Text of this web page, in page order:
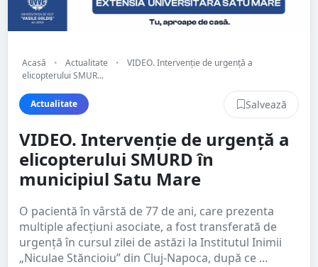
Acasă • Actualitate •
VIDEO. Intervenție de urgență a
elicopterului SMUR...
Actualitate Salvează
VIDEO. Intervenție de urgență a
elicopterului SMURD în
municipiul Satu Mare
O pacientă în vârstă de 77 de ani, care prezenta
multiple afecțiuni asociate, a fost transferată de
urgență în cursul zilei de astăzi la Institutul Inimii
„Niculae Stăncioiu” din Cluj-Napoca, după ce ...